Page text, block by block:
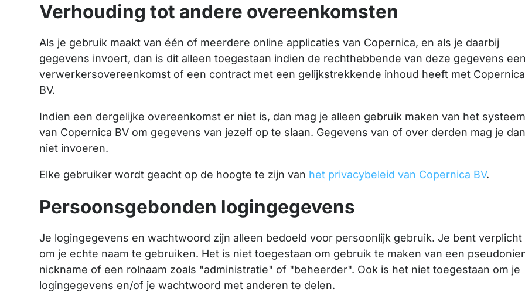
Verhouding tot andere overeenkomsten
Als je gebruik maakt van één of meerdere online applicaties van Copernica, en als je daarbij
gegevens invoert, dan is dit alleen toegestaan indien de rechthebbende van deze gegevens
verwerkersovereenkomst of een contract met een gelijkstrekkende inhoud heeft met Copernica
BV.
Indien een dergelijke overeenkomst er niet is, dan mag je alleen gebruik maken van het
van Copernica BV om gegevens van jezelf op te slaan. Gegevens van of over derden mag je
niet invoeren.
Elke gebruiker wordt geacht op de hoogte te zijn van het privacybeleid van Copernica BV.
Persoonsgebonden logingegevens
Je logingegevens en wachtwoord zijn alleen bedoeld voor persoonlijk gebruik. Je bent verplicht
om je echte naam te gebruiken. Het is niet toegestaan om gebruik te maken van een
nickname of een rolnaam zoals "administratie" of "beheerder". Ook is het niet toegestaan om je
logingegevens en/of je wachtwoord met anderen te delen.